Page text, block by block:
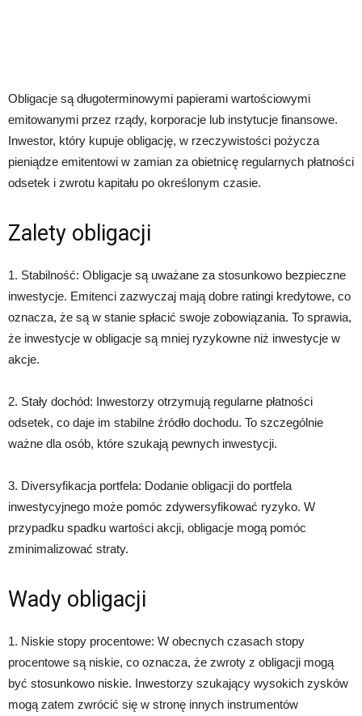
Obligacje są długoterminowymi papierami wartościowymi
emitowanymi przez rządy, korporacje lub instytucje finansowe.
Inwestor, który kupuje obligację, w rzeczywistości pożycza
pieniądze emitentowi w zamian za obietnicę regularnych płatności
odsetek i zwrotu kapitału po określonym czasie.
Zalety obligacji
1. Stabilność: Obligacje są uważane za stosunkowo bezpieczne
inwestycje. Emitenci zazwyczaj mają dobre ratingi kredytowe, co
oznacza, że ​​są w stanie spłacić swoje zobowiązania. To sprawia,
że ​​inwestycje w obligacje są mniej ryzykowne niż inwestycje w
akcje.
2. Stały dochód: Inwestorzy otrzymują regularne płatności
odsetek, co daje im stabilne źródło dochodu. To szczególnie
ważne dla osób, które szukają pewnych inwestycji.
3. Diversyfikacja portfela: Dodanie obligacji do portfela
inwestycyjnego może pomóc zdywersyfikować ryzyko. W
przypadku spadku wartości akcji, obligacje mogą pomóc
zminimalizować straty.
Wady obligacji
1. Niskie stopy procentowe: W obecnych czasach stopy
procentowe są niskie, co oznacza, że ​​zwroty z obligacji mogą
być stosunkowo niskie. Inwestorzy szukający wysokich zysków
mogą zatem zwrócić się w stronę innych instrumentów